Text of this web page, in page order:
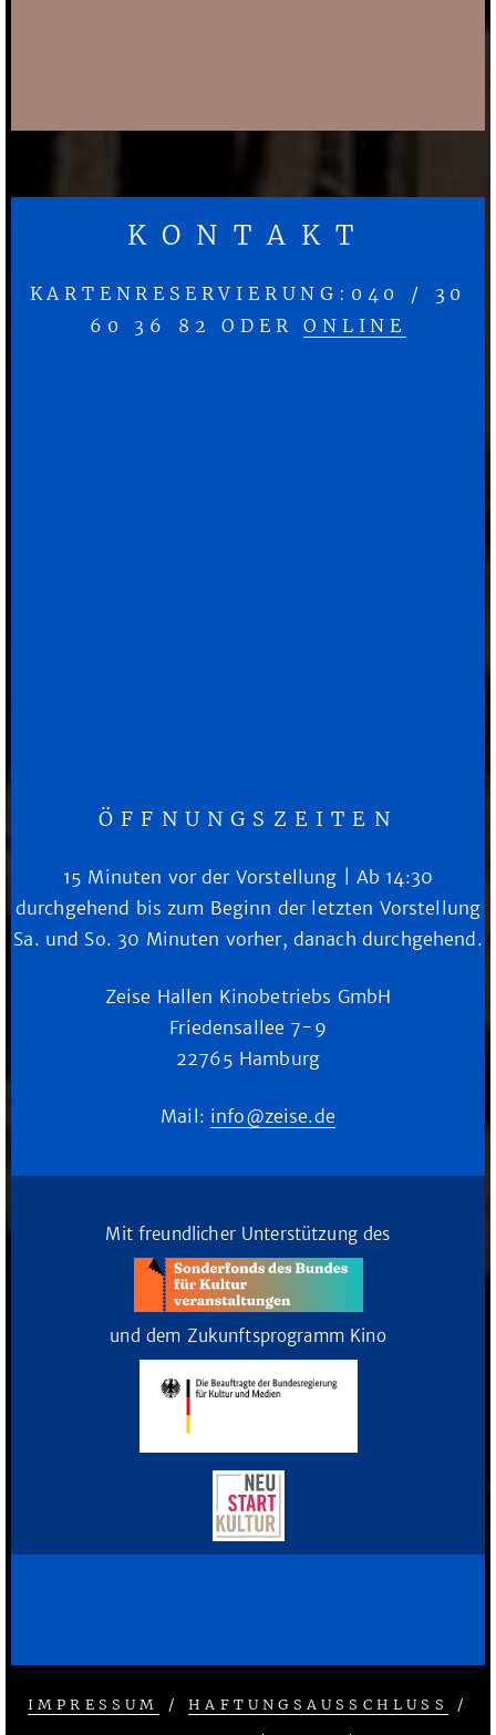
KONTAKT
KARTENRESERVIERUNG:040 / 30
60 36 82 ODERONLINE
ÖFFNUNGSZEITEN
15 Minuten vor der Vorstellung | Ab 14:30
durchgehend bis zum Beginn der letzten Vorstellung
Sa. und So. 30 Minuten vorher, danach durchgehend.
Zeise Hallen Kinobetriebs GmbH
Friedensallee 7-9
22765 Hamburg
Mail: info@zeise.de
Mit freundlicher Unterstützung des
und dem Zukunftsprogramm Kino
IMPRESSUM /HAFTUNGSAUSSCHLUSS
/